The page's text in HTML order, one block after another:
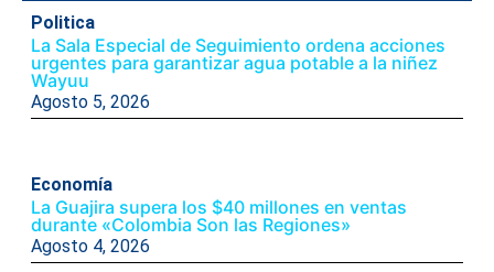
Politica
La Sala Especial de Seguimiento ordena acciones
urgentes para garantizar agua potable a la niñez
Wayuu
Agosto 5, 2026
Economía
La Guajira supera los $40 millones en ventas
durante «Colombia Son las Regiones»
Agosto 4, 2026